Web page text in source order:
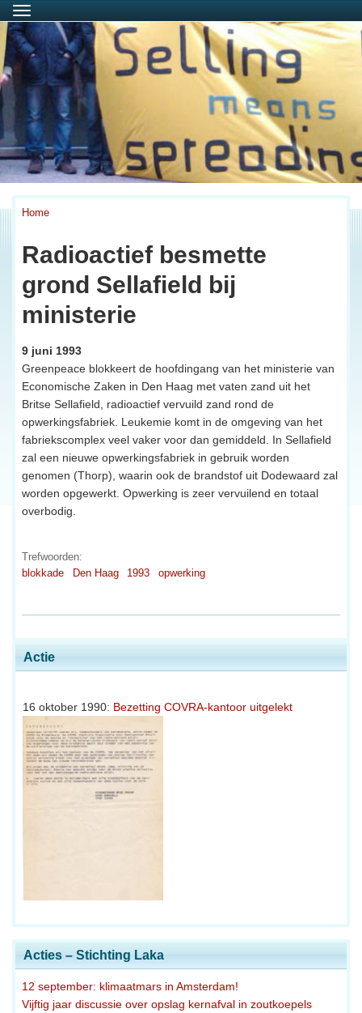
Menu
Actie
16 oktober 1990: Bezetting COVRA-kantoor uitgelekt
Acties – Stichting Laka
12 september: klimaatmars in Amsterdam!
Vijftig jaar discussie over opslag kernafval in zoutkoepels
Home
Radioactief besmette
grond Sellafield bij
ministerie
9 juni 1993
Greenpeace blokkeert de hoofdingang van het ministerie van
Economische Zaken in Den Haag met vaten zand uit het
Britse Sellafield, radioactief vervuild zand rond de
opwerkingsfabriek. Leukemie komt in de omgeving van het
fabriekscomplex veel vaker voor dan gemiddeld. In Sellafield
zal een nieuwe opwerkingsfabriek in gebruik worden
genomen (Thorp), waarin ook de brandstof uit Dodewaard zal
worden opgewerkt. Opwerking is zeer vervuilend en totaal
overbodig.
Trefwoorden:
blokkade
Den Haag 1993 opwerking